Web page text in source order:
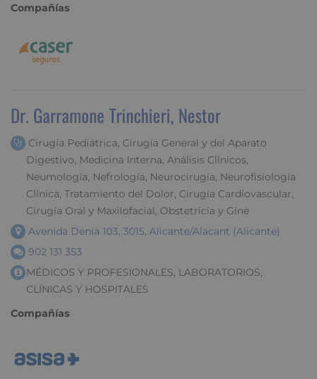
Compañías
Dr. Garramone Trinchieri, Nestor
Cirugía Pediátrica, Cirugía General y del Aparato
Digestivo, Medicina Interna, Análisis Clínicos,
Neumología, Nefrología, Neurocirugía, Neurofisiología
Clínica, Tratamiento del Dolor, Cirugía Cardiovascular,
Cirugía Oral y Maxilofacial, Obstetricia y Gine
Avenida Denia 103, 3015, Alicante/Alacant (Alicante)
902 131 353
MÉDICOS Y PROFESIONALES, LABORATORIOS,
CLÍNICAS Y HOSPITALES
Compañías